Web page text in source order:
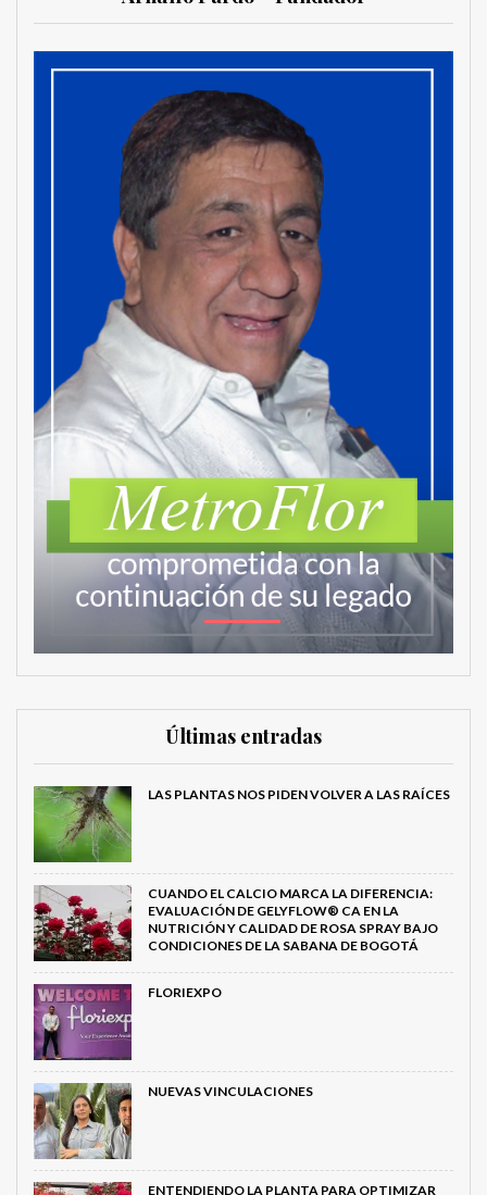
Últimas entradas
LAS PLANTAS NOS PIDEN VOLVER A LAS RAÍCES
CUANDO EL CALCIO MARCA LA DIFERENCIA:
EVALUACIÓN DE GELYFLOW® CA EN LA
NUTRICIÓN Y CALIDAD DE ROSA SPRAY BAJO
CONDICIONES DE LA SABANA DE BOGOTÁ
FLORIEXPO
NUEVAS VINCULACIONES
ENTENDIENDO LA PLANTA PARA OPTIMIZAR